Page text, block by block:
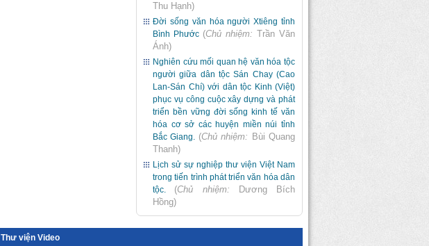
Thu Hạnh)
Đời sống văn hóa người Xtiêng tỉnh
Bình Phước (Chủ nhiệm: Trần Văn
Ánh)
Nghiên cứu mối quan hệ văn hóa tộc
người giữa dân tộc Sán Chay (Cao
Lan-Sán Chí) với dân tộc Kinh (Việt)
phục vụ công cuộc xây dựng và phát
triển bền vững đời sống kinh tế văn
hóa cơ sở các huyện miền núi tỉnh
Bắc Giang. (Chủ nhiệm: Bùi Quang
Thanh)
Lịch sử sự nghiệp thư viện Việt Nam
trong tiến trình phát triển văn hóa dân
tộc.
(Chủ nhiệm:
Dương Bích
Hồng)
Thư viện Video